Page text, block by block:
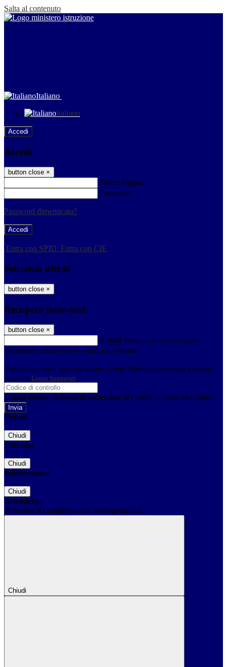
Salta al contenuto
Italiano
Italiano
Accedi
Accedi
button close ×
Nome Utente
Password
Password dimenticata?
-
Entra con SPID Entra con CIE
Seleziona utente
button close ×
Recupero password
button close ×
E-mail Verrà inviato un messaggio
all'indirizzo indicato con le istruzioni necessarie.
Non hai una e-mail associata al nome utente? Effettua il reset della password
tramite la Login Spaggiari
E-mail inviata, si prega di controllare la casella di posta elettronica!
Errore
Chiudi
Successo
Chiudi
Informazione
Chiudi
Attendere...
Attendere il completamento dell'operazione...
Chiudi